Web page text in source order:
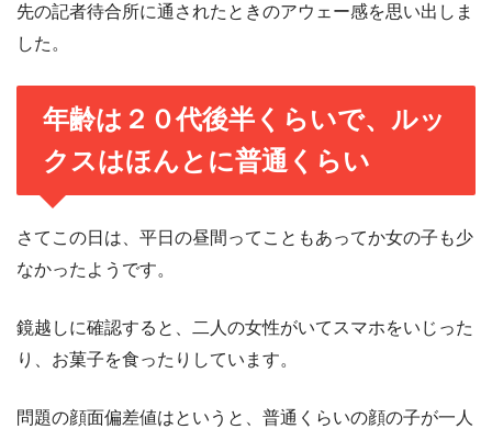
先の記者待合所に通されたときのアウェー感を思い出しま
した。
年齢は２０代後半くらいで、ルッ
クスはほんとに普通くらい
さてこの日は、平日の昼間ってこともあってか女の子も少
なかったようです。
鏡越しに確認すると、二人の女性がいてスマホをいじった
り、お菓子を食ったりしています。
問題の顔面偏差値はというと、普通くらいの顔の子が一人